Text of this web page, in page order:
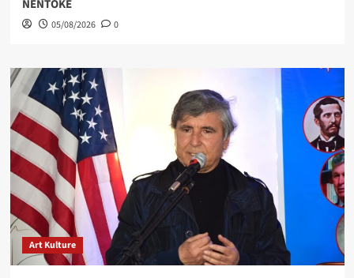
NËNTOKE
05/08/2026 0
Art Kulture